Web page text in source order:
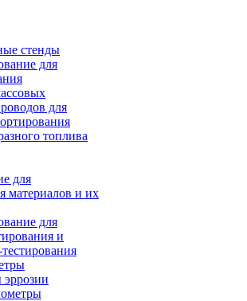
стенды
для
для
топлива
для
материалов и их
для
и
тестирования
эррозии